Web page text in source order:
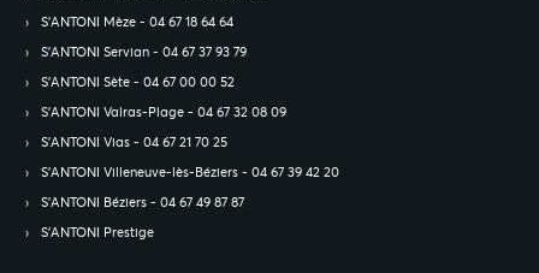
S’ANTONI Mèze - 04 67 18 64 64
S’ANTONI Servian - 04 67 37 93 79
S’ANTONI Sète - 04 67 00 00 52
S’ANTONI Valras-Plage - 04 67 32 08 09
S’ANTONI Vias - 04 67 21 70 25
S’ANTONI Villeneuve-lès-Béziers - 04 67 39 42 20
S’ANTONI Béziers - 04 67 49 87 87
S’ANTONI Prestige